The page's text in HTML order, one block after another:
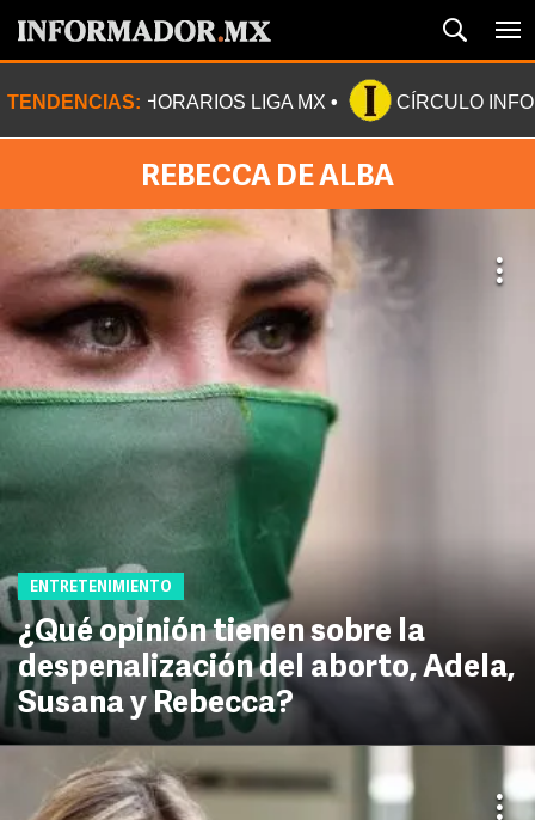
TENDENCIAS: HORARIOS LIGA MX CÍRCULO
REBECCA DE ALBA
ENTRETENIMIENTO
¿Qué opinión tienen sobre la
despenalización del aborto, Adela,
Susana y Rebecca?